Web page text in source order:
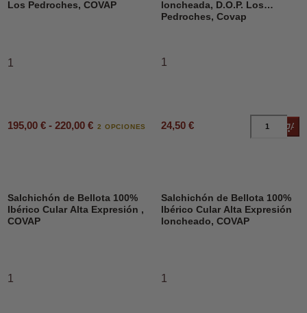
Los Pedroches, COVAP
1
195,00 € - 220,00 € 2 OPCIONES
loncheada, D.O.P. Los
Pedroches, Covap
1
24,50 €
Salchichón de Bellota 100%
Ibérico Cular Alta Expresión ,
COVAP
1
Salchichón de Bellota 100%
Ibérico Cular Alta Expresión
loncheado, COVAP
1